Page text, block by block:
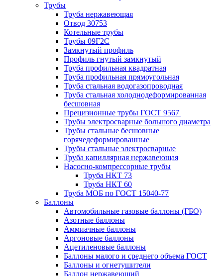
Трубы
Труба нержавеющая
Отвод 30753
Котельные трубы
Трубы 09Г2С
Замкнутый профиль
Профиль гнутый замкнутый
Труба профильная квадратная
Труба профильная прямоугольная
Труба стальная водогазопроводная
Труба стальная холоднодеформированная
бесшовная
Прецизионные трубы ГОСТ 9567
Трубы электросварные большого диаметра
Трубы стальные бесшовные
горячедеформированные
Трубы стальные электросварные
Труба капиллярная нержавеющая
Насосно-компрессорные трубы
Труба НКТ 73
Труба НКТ 60
Труба МОБ по ГОСТ 15040-77
Баллоны
Автомобильные газовые баллоны (ГБО)
Азотные баллоны
Аммиачные баллоны
Аргоновые баллоны
Ацетиленовые баллоны
Баллоны малого и среднего объема ГОСТ
Баллоны и огнетушители
Баллон нержавеющий